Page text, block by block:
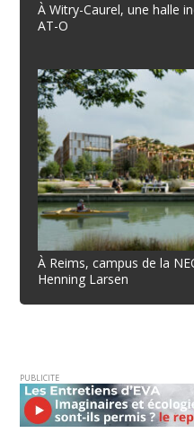
À Witry-Caurel, une halle
AT-O
À Reims, campus de la
Henning Larsen
PUBLICITE